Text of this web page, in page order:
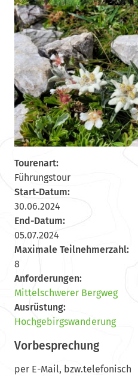
Tourenart:
Führungstour
Start-Datum:
30.06.2024
End-Datum:
05.07.2024
Maximale Teilnehmerzahl:
8
Anforderungen:
Mittelschwerer Bergweg
Ausrüstung:
Hochgebirgswanderung
Vorbesprechung
per E-Mail, bzw.telefonisch